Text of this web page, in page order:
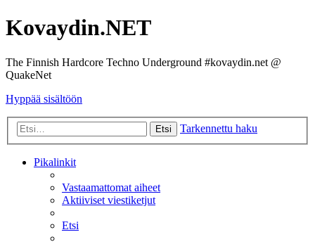
Kovaydin.NET
The Finnish Hardcore Techno Underground #kovaydin.net @
QuakeNet
Hyppää sisältöön
Etsi Tarkennettu haku
Pikalinkit
Vastaamattomat aiheet
Aktiiviset viestiketjut
Etsi